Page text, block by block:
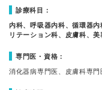
診療科目：
内科、呼吸器内科、循環器
リテーション科、皮膚科、
専門医・資格：
消化器病専門医、皮膚科専門